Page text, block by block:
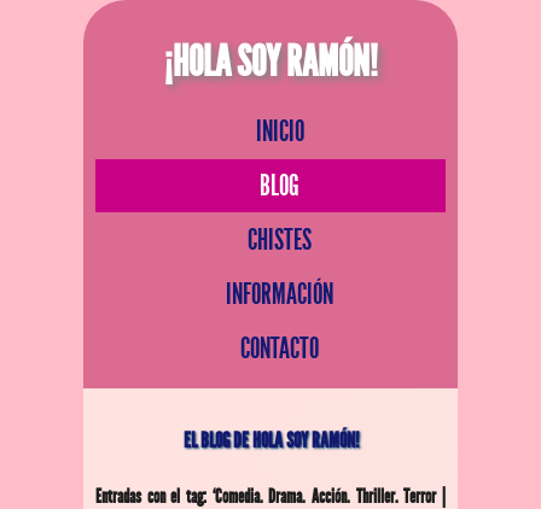
¡HOLA SOY RAMÓN!
INICIO
BLOG
CHISTES
INFORMACIÓN
CONTACTO
EL BLOG DE HOLA SOY RAMÓN!
Entradas con el tag: ‘Comedia. Drama. Acción. Thriller. Terror |